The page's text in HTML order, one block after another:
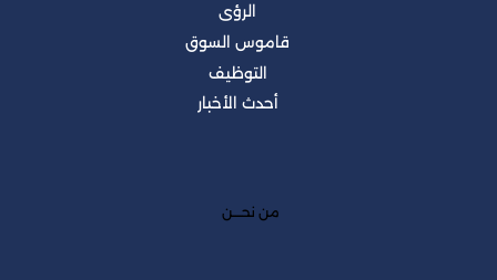
من نحــــن
الرؤى
قاموس السوق
التوظيف
أحدث الأخبار